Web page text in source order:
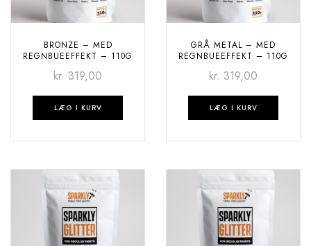
BRONZE – MED
REGNBUEEFFEKT – 110G
kr. 319,00
LÆG I KURV
GRÅ METAL – MED
REGNBUEEFFEKT – 110G
kr. 319,00
LÆG I KURV